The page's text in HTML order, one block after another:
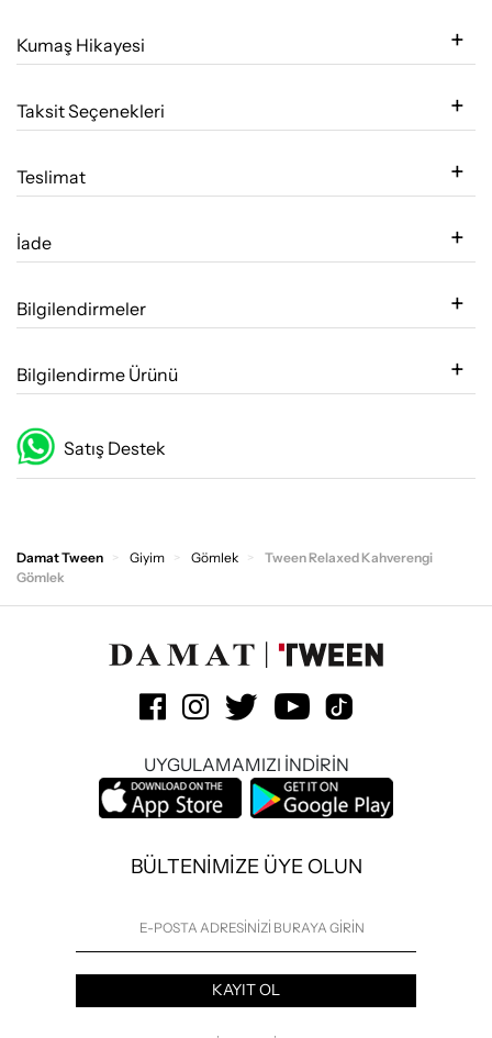
Kumaş Hikayesi
Taksit Seçenekleri
Teslimat
İade
Bilgilendirmeler
Bilgilendirme Ürünü
Satış Destek
Damat Tween Giyim Gömlek
Tween Relaxed Kahverengi
Gömlek
UYGULAMAMIZI İNDİRİN
BÜLTENİMİZE ÜYE OLUN
KAYIT OL